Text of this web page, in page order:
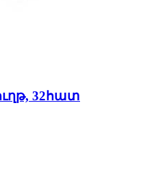
32հատ